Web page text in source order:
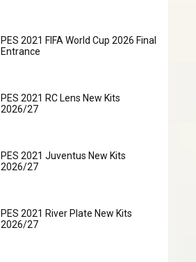
PES 2021 FIFA World Cup 2026 Final
Entrance
PES 2021 RC Lens New Kits
2026/27
PES 2021 Juventus New Kits
2026/27
PES 2021 River Plate New Kits
2026/27